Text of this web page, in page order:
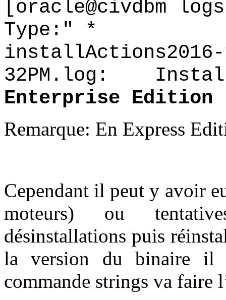
[oracle@civdbm
Type:" *
installActions2016-
32PM.log:
Enterprise Edition
Remarque: En Express
Cependant il peut y avoir
moteurs) ou
désinstallations puis
la version du binaire
commande strings va faire